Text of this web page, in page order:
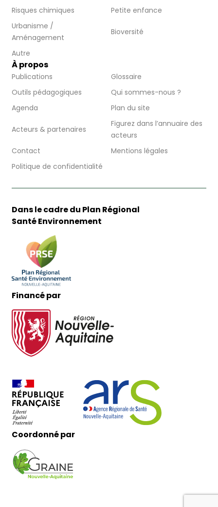
Risques chimiques
Petite enfance
Urbanisme /
Aménagement
Bioversité
Autre
À propos
Publications
Glossaire
Outils pédagogiques
Qui sommes-nous ?
Agenda
Plan du site
Acteurs & partenaires
Figurez dans l’annuaire des
acteurs
Contact
Mentions légales
Politique de confidentialité
Dans le cadre du Plan Régional
Santé Environnement
Financé par
Coordonné par